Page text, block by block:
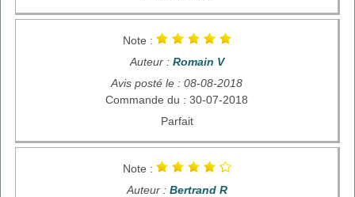
Note :
Auteur : Romain V
Avis posté le : 08-08-2018
Commande du : 30-07-2018
Parfait
Note :
Auteur : Bertrand R